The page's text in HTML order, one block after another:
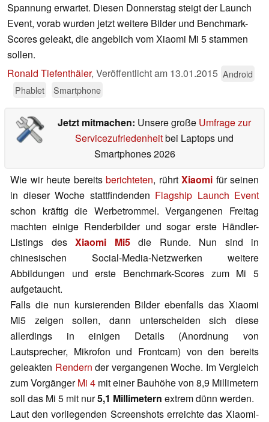
Spannung erwartet. Diesen Donnerstag steigt der Launch
Event, vorab wurden jetzt weitere Bilder und Benchmark-
Scores geleakt, die angeblich vom Xiaomi Mi 5 stammen
sollen.
Ronald Tiefenthäler, Veröffentlicht am 13.01.2015 Android
Phablet
Smartphone
Jetzt mitmachen: Unsere große Umfrage zur
Servicezufriedenheitbei Laptops und
Smartphones 2026
Wie wir heute bereits berichteten, rührt Xiaomi für seinen
in dieser Woche stattfindenden Flagship Launch Event
schon kräftig die Werbetrommel. Vergangenen Freitag
machten einige Renderbilder und sogar erste Händler-
Listings des Xiaomi Mi5die Runde. Nun sind in
chinesischen Social-Media-Netzwerken weitere
Abbildungen und erste Benchmark-Scores zum Mi 5
aufgetaucht.
Falls die nun kursierenden Bilder ebenfalls das Xiaomi
Mi5 zeigen sollen, dann unterscheiden sich diese
allerdings in einigen Details (Anordnung von
Lautsprecher, Mikrofon und Frontcam) von den bereits
geleakten Rendern der vergangenen Woche. Im Vergleich
zum VorgängerMi 4 mit einer Bauhöhe von 8,9 Millimetern
soll das Mi 5 mit nur5,1 Millimetern extrem dünn werden.
Laut den vorliegenden Screenshots erreichte das Xiaomi-